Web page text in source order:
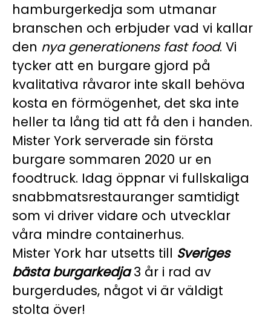
hamburgerkedja som utmanar
branschen och erbjuder vad vi kallar
den nya generationens fast food. Vi
tycker att en burgare gjord på
kvalitativa råvaror inte skall behöva
kosta en förmögenhet, det ska inte
heller ta lång tid att få den i handen.
Mister York serverade sin första
burgare sommaren 2020 ur en
foodtruck. Idag öppnar vi fullskaliga
snabbmatsrestauranger samtidigt
som vi driver vidare och utvecklar
våra mindre containerhus.
Mister York har utsetts till Sveriges
bästa burgarkedja3 år i rad av
burgerdudes, något vi är väldigt
stolta över!